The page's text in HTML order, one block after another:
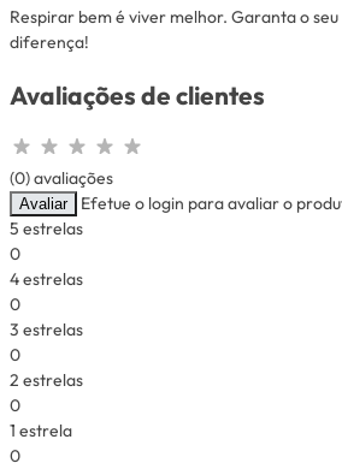
Respirar bem é viver melhor. Garanta o
diferença!
Avaliações de clientes
(0) avaliações
Avaliar
Efetue o login para avaliar o
5 estrelas
0
4 estrelas
0
3 estrelas
0
2 estrelas
0
1 estrela
0